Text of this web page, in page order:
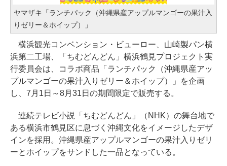
ヤマザキ「ランチパック（沖縄県産アップルマンゴーの果汁入
りゼリー＆ホイップ）」
横浜観光コンベンション・ビューロー、山崎製パン横
浜第二工場、「ちむどんどん」横浜鶴見プロジェクト実
行委員会は、コラボ商品「ランチパック（沖縄県産アッ
プルマンゴーの果汁入りゼリー＆ホイップ）」を企画
し、7月1日～8月31日の期間限定で販売する。
連続テレビ小説「ちむどんどん」（NHK）の舞台地で
ある横浜市鶴見区に息づく沖縄文化をイメージしたデザ
インを採用。沖縄県産アップルマンゴーの果汁入りゼリ
ーとホイップをサンドした一品となっている。